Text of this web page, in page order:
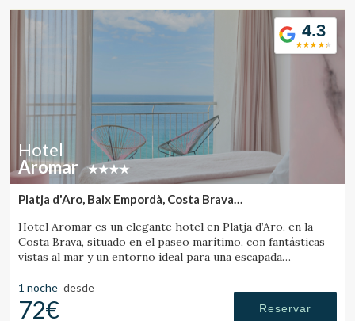
4.3
Hotel
Aromar
Platja d'Aro, Baix Empordà, Costa Brava
Hotel Aromar es un elegante hotel en Platja d’Aro, en la
Costa Brava, situado en el paseo marítimo, con fantásticas
vistas al mar y un entorno ideal para una escapada
1 noche desde
72€ Reservar